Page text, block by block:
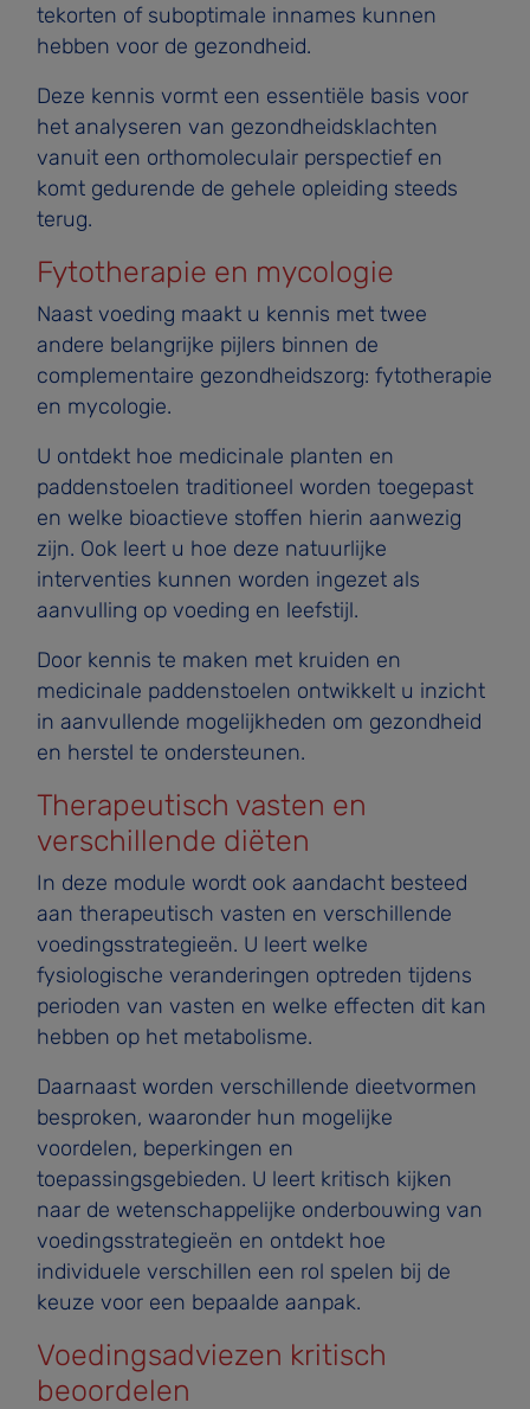
tekorten of suboptimale innames kunnen
hebben voor de gezondheid.
Deze kennis vormt een essentiële basis voor
het analyseren van gezondheidsklachten
vanuit een orthomoleculair perspectief en
komt gedurende de gehele opleiding steeds
terug.
Fytotherapie en mycologie
Naast voeding maakt u kennis met twee
andere belangrijke pijlers binnen de
complementaire gezondheidszorg: fytotherapie
en mycologie.
U ontdekt hoe medicinale planten en
paddenstoelen traditioneel worden toegepast
en welke bioactieve stoffen hierin aanwezig
zijn. Ook leert u hoe deze natuurlijke
interventies kunnen worden ingezet als
aanvulling op voeding en leefstijl.
Door kennis te maken met kruiden en
medicinale paddenstoelen ontwikkelt u inzicht
in aanvullende mogelijkheden om gezondheid
en herstel te ondersteunen.
Therapeutisch vasten en
verschillende diëten
In deze module wordt ook aandacht besteed
aan therapeutisch vasten en verschillende
voedingsstrategieën. U leert welke
fysiologische veranderingen optreden tijdens
perioden van vasten en welke effecten dit kan
hebben op het metabolisme.
Daarnaast worden verschillende dieetvormen
besproken, waaronder hun mogelijke
voordelen, beperkingen en
toepassingsgebieden. U leert kritisch kijken
naar de wetenschappelijke onderbouwing van
voedingsstrategieën en ontdekt hoe
individuele verschillen een rol spelen bij de
keuze voor een bepaalde aanpak.
Voedingsadviezen kritisch
beoordelen